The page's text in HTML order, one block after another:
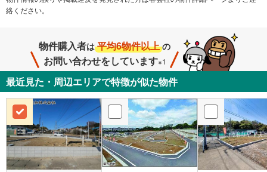
絡ください。
物件購入者は 平均6物件以上 の
お問い合わせをしています※1
最近見た・周辺エリアで特徴が似た物件